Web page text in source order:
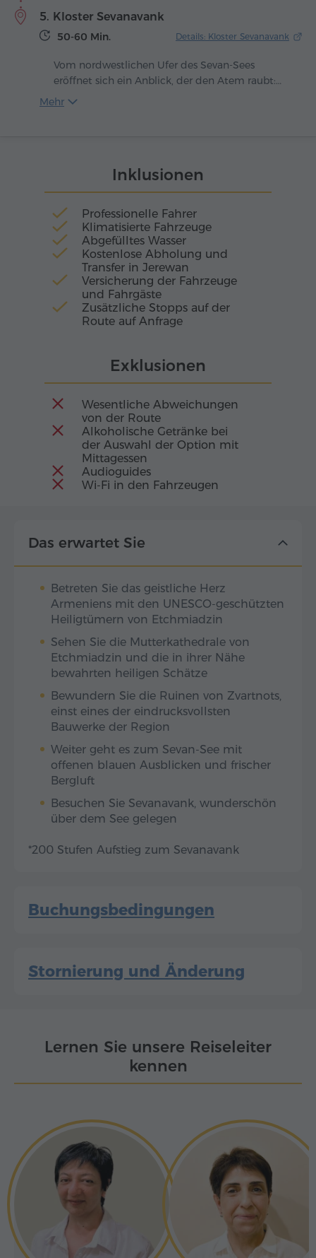
und es mit Wasser füllte, um den Menschen ein
unschätzbares Geschenk zu machen.
5. Kloster Sevanavank
50-60 Min. Details: Kloster Sevanavank
Vom nordwestlichen Ufer des Sevan-Sees
eröffnet sich ein Anblick, der den Atem raubt:
Aus der spiegelnden Wasserfläche erhebt sich
des blauen Juwels Armeniens.
Mehr
Inklusionen
Professionelle Fahrer
Klimatisierte Fahrzeuge
Abgefülltes Wasser
Kostenlose Abholung und
Transfer in Jerewan
Versicherung der Fahrzeuge
und Fahrgäste
Zusätzliche Stopps auf der
Route auf Anfrage
Exklusionen
Wesentliche Abweichungen
von der Route
Alkoholische Getränke bei
der Auswahl der Option mit
Mittagessen
Audioguides
Wi-Fi in den Fahrzeugen
Das erwartet Sie
Betreten Sie das geistliche Herz
Armeniens mit den UNESCO-geschützten
Heiligtümern von Etchmiadzin
Sehen Sie die Mutterkathedrale von
Etchmiadzin und die in ihrer Nähe
bewahrten heiligen Schätze
Bewundern Sie die Ruinen von Zvartnots,
einst eines der eindrucksvollsten
Bauwerke der Region
Weiter geht es zum Sevan-See mit
offenen blauen Ausblicken und frischer
Bergluft
Besuchen Sie Sevanavank, wunderschön
über dem See gelegen
*200 Stufen Aufstieg zum Sevanavank
Buchungsbedingungen
Stornierung und Änderung
Lernen Sie unsere Reiseleiter
kennen